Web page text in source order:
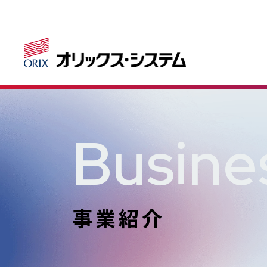
事業紹介